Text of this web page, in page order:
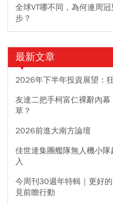
全球VT哪不同，為何連周
步？
最新文章
2026年下半年投資展望：
友達二把手柯富仁裸辭內
草？
2026前進大南方論壇
佳世達集團艦隊無人機小
入
今周刊30週年特輯｜更好
見前瞻行動